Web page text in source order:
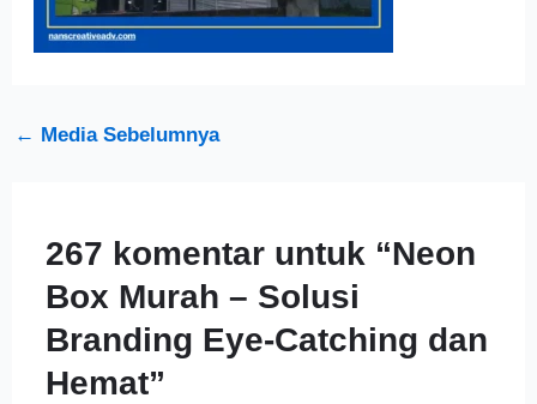
← Media Sebelumnya
267 komentar untuk “Neon
Box Murah – Solusi
Branding Eye-Catching dan
Hemat”